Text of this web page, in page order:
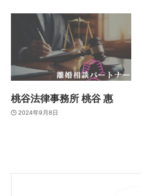
桃谷法律事務所 桃谷 惠
2024年9月8日